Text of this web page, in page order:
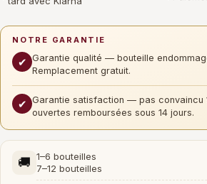
NOTRE GARANTIE
✔ Garantie qualité — bouteille
Remplacement gratuit.
✔ Garantie satisfaction — pas convaincu
ouvertes remboursées sous 14 jours.
🚚 1–6 bouteilles
7–12 bouteilles